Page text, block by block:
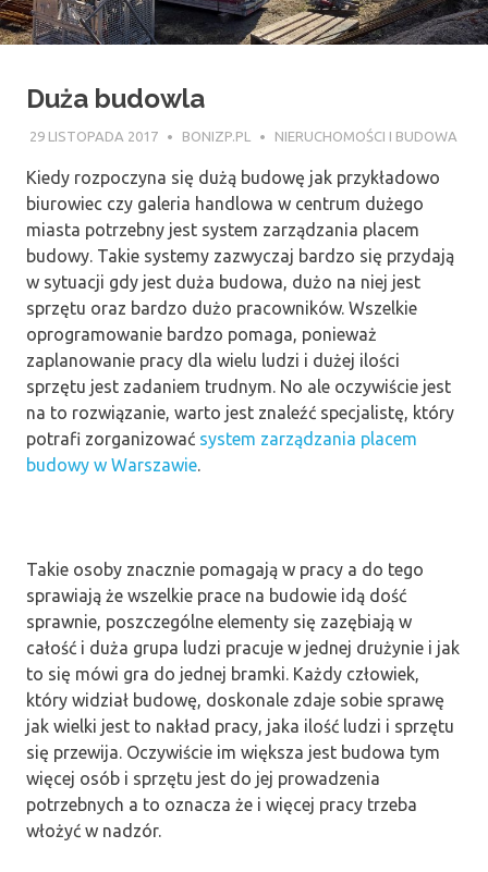
Duża budowla
29 LISTOPADA 2017 BONIZP.PL NIERUCHOMOŚCI I BUDOWA
Kiedy rozpoczyna się dużą budowę jak przykładowo
biurowiec czy galeria handlowa w centrum dużego
miasta potrzebny jest system zarządzania placem
budowy. Takie systemy zazwyczaj bardzo się przydają
w sytuacji gdy jest duża budowa, dużo na niej jest
sprzętu oraz bardzo dużo pracowników. Wszelkie
oprogramowanie bardzo pomaga, ponieważ
zaplanowanie pracy dla wielu ludzi i dużej ilości
sprzętu jest zadaniem trudnym. No ale oczywiście jest
na to rozwiązanie, warto jest znaleźć specjalistę, który
potrafi zorganizować system zarządzania placem
budowy w Warszawie.
Takie osoby znacznie pomagają w pracy a do tego
sprawiają że wszelkie prace na budowie idą dość
sprawnie, poszczególne elementy się zazębiają w
całość i duża grupa ludzi pracuje w jednej drużynie i jak
to się mówi gra do jednej bramki. Każdy człowiek,
który widział budowę, doskonale zdaje sobie sprawę
jak wielki jest to nakład pracy, jaka ilość ludzi i sprzętu
się przewija. Oczywiście im większa jest budowa tym
więcej osób i sprzętu jest do jej prowadzenia
potrzebnych a to oznacza że i więcej pracy trzeba
włożyć w nadzór.